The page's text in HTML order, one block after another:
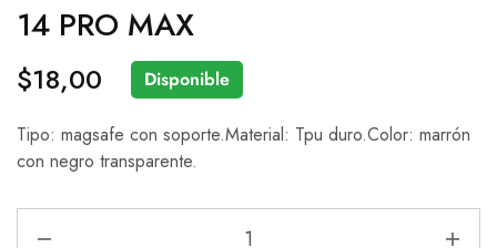
14 PRO MAX
$18,00 Disponible
Tipo: magsafe con soporte.Material: Tpu duro.Color: marrón
con negro transparente.